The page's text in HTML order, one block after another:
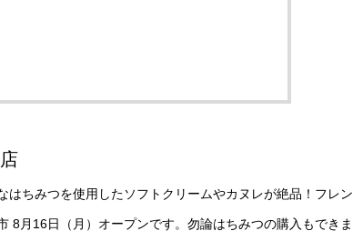
ちみつを使用したソフトクリームやカヌレが絶品！フレン
8月16日（月）オープンです。勿論はちみつの購入もできま